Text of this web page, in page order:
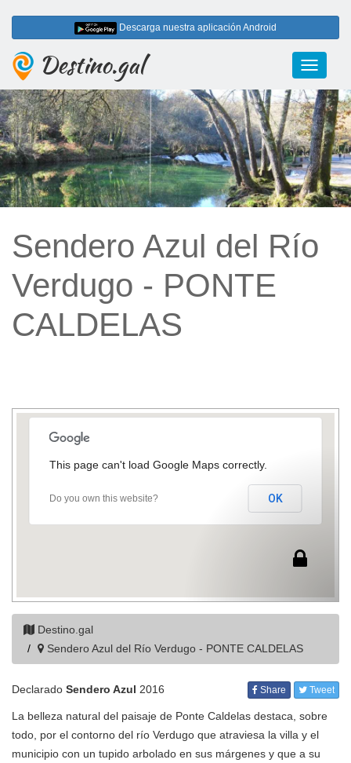
Descarga nuestra aplicación Android
Toggle
Destino.gal
Sendero Azul del Río
Verdugo - PONTE
CALDELAS
This page can't load Google Maps correctly.
Do you own this website? OK
Destino.gal
Sendero Azul del Río Verdugo - PONTE CALDELAS
Share Tweet
Declarado Sendero Azul 2016
La belleza natural del paisaje de Ponte Caldelas destaca, sobre
todo, por el contorno del río Verdugo que atraviesa la villa y el
municipio con un tupido arbolado en sus márgenes y que a su